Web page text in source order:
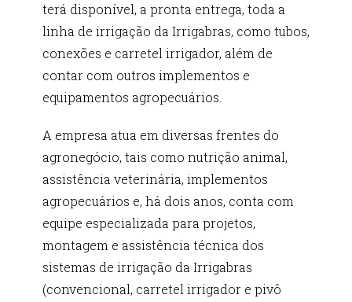
terá disponível, a pronta entrega, toda a
linha de irrigação da Irrigabras, como tubos,
conexões e carretel irrigador, além de
contar com outros implementos e
equipamentos agropecuários.
A empresa atua em diversas frentes do
agronegócio, tais como nutrição animal,
assistência veterinária, implementos
agropecuários e, há dois anos, conta com
equipe especializada para projetos,
montagem e assistência técnica dos
sistemas de irrigação da Irrigabras
(convencional, carretel irrigador e pivô